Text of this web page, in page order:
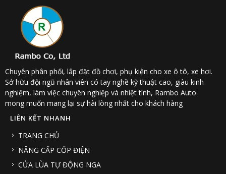
Chuyên phân phối, lắp đặt đồ chơi, phụ kiện cho xe ô tô, xe hơi.
Sở hữu đội ngũ nhân viên có tay nghề kỹ thuật cao, giàu kinh
nghiệm, làm việc chuyên nghiệp và nhiệt tình, Rambo Auto
mong muốn mang lại sự hài lòng nhất cho khách hàng
LIÊN KẾT NHANH
TRANG CHỦ
NÂNG CẤP CỐP ĐIỆN
CỬA LÙA TỰ ĐỘNG NGA